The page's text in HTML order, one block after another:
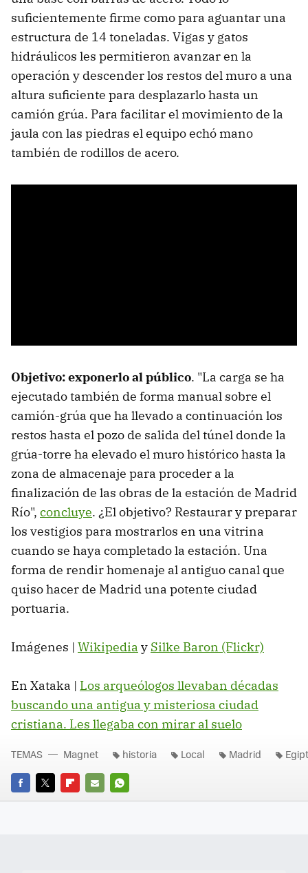
suficientemente firme como para aguantar una
estructura de 14 toneladas. Vigas y gatos
hidráulicos les permitieron avanzar en la
operación y descender los restos del muro a una
altura suficiente para desplazarlo hasta un
camión grúa. Para facilitar el movimiento de la
jaula con las piedras el equipo echó mano
también de rodillos de acero.
Objetivo: exponerlo al público. "La carga se ha
ejecutado también de forma manual sobre el
camión-grúa que ha llevado a continuación los
restos hasta el pozo de salida del túnel donde la
grúa-torre ha elevado el muro histórico hasta la
zona de almacenaje para proceder a la
finalización de las obras de la estación de Madrid
Río", concluye. ¿El objetivo? Restaurar y preparar
los vestigios para mostrarlos en una vitrina
cuando se haya completado la estación. Una
forma de rendir homenaje al antiguo canal que
quiso hacer de Madrid una potente ciudad
portuaria.
Imágenes | Wikipedia y Silke Baron (Flickr)
En Xataka | Los arqueólogos llevaban décadas
buscando una antigua y misteriosa ciudad
cristiana. Les llegaba con mirar al suelo
FACEBOOK
TWITTERFLIPBOARD
E-
WHATSAPP
TEMAS Magnet historia Local Madrid